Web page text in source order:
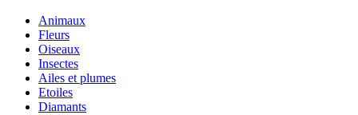
Animaux
Fleurs
Oiseaux
Insectes
Ailes et plumes
Etoiles
Diamants